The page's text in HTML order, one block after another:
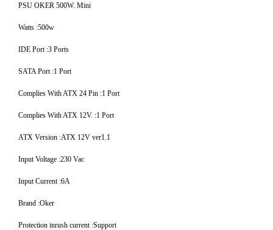
PSU OKER 500W. Mini
Watts :500w
IDE Port :3 Ports
SATA Port :1 Port
Complies With ATX 24 Pin :1 Port
Complies With ATX 12V. :1 Port
ATX Version :ATX 12V ver1.1
Input Voltage :230 Vac
Input Current :6A
Brand :Oker
Protection inrush current :Support